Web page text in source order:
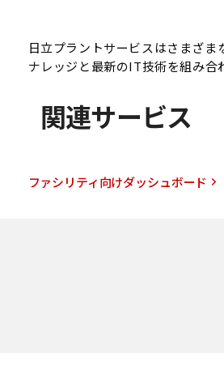
日立プラントサービスはさまざ
ナレッジと最新のIT技術を組み合
関連サービス
ファシリティ向けダッシュボード